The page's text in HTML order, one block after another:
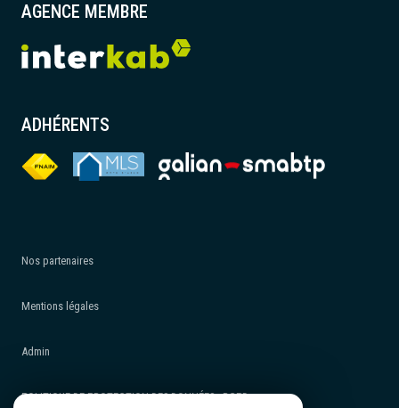
AGENCE MEMBRE
ADHÉRENTS
Nos partenaires
Mentions légales
Admin
POLITIQUE DE PROTECTION DES DONNÉES - RGPD